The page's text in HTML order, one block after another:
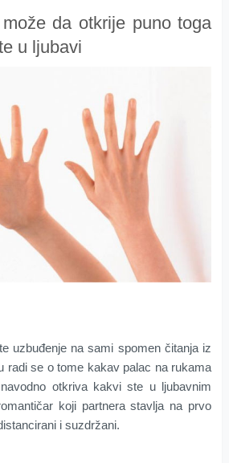
da otkrije puno toga
u ljubavi
uzbuđenje na sami spomen čitanja iz
radi se o tome kakav palac na rukama
otkriva kakvi ste u ljubavnim
koji partnera stavlja na prvo
i suzdržani.